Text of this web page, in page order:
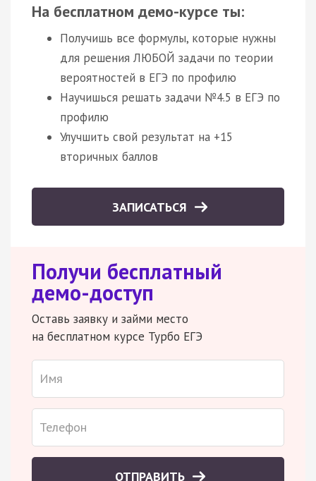
На бесплатном демо-курсе ты:
Получишь все формулы, которые нужны
для решения ЛЮБОЙ задачи по теории
вероятностей в ЕГЭ по профилю
Научишься решать задачи №4.5 в ЕГЭ по
профилю
Улучшить свой результат на +15
вторичных баллов
ЗАПИСАТЬСЯ
Получи бесплатный
демо-доступ
Оставь заявку и займи место
на бесплатном курсе Турбо ЕГЭ
ОТПРАВИТЬ